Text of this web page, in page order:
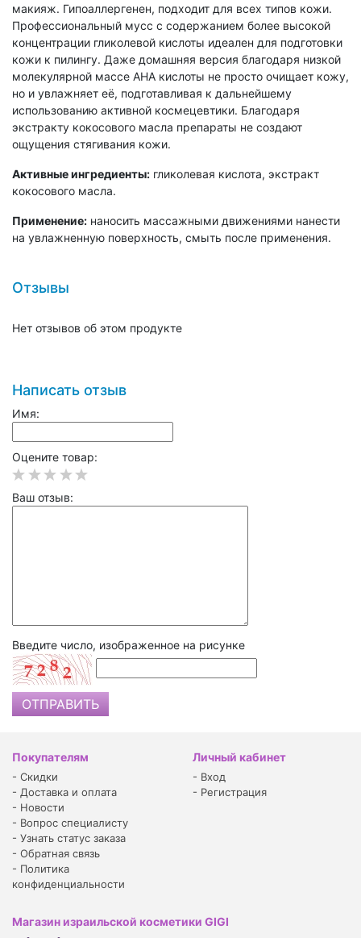
макияж. Гипоаллергенен, подходит для всех типов кожи.
Профессиональный мусс с содержанием более высокой
концентрации гликолевой кислоты идеален для подготовки
кожи к пилингу. Даже домашняя версия благодаря низкой
молекулярной массе АНА кислоты не просто очищает кожу,
но и увлажняет её, подготавливая к дальнейшему
использованию активной космецевтики. Благодаря
экстракту кокосового масла препараты не создают
ощущения стягивания кожи.
Активные ингредиенты: гликолевая кислота, экстракт
кокосового масла.
Применение: наносить массажными движениями нанести
на увлажненную поверхность, смыть после применения.
Отзывы
Нет отзывов об этом продукте
Написать отзыв
Имя:
Оцените товар:
Ваш отзыв:
Введите число, изображенное на рисунке
Покупателям
- Скидки
- Доставка и оплата
- Новости
- Вопрос специалисту
- Узнать статус заказа
- Обратная связь
- Политика
конфиденциальности
Личный кабинет
- Вход
- Регистрация
Магазин израильской косметики GIGI